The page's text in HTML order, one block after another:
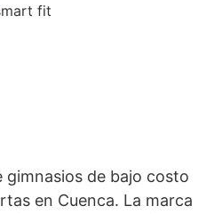
gimnasios de bajo costo
en Cuenca. La marca